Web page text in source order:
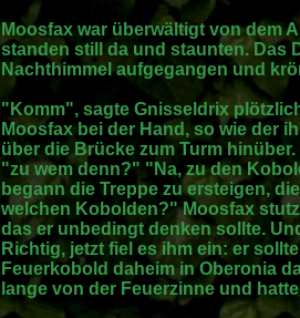
Moosfax war überwältigt von dem
standen still da und staunten. Das
Nachthimmel aufgegangen und
"Komm", sagte Gnisseldrix
Moosfax bei der Hand, so wie der
über die Brücke zum Turm
"zu wem denn?" "Na, zu den
begann die Treppe zu ersteigen,
welchen Kobolden?" Moosfax
das er unbedingt denken sollte.
Richtig, jetzt fiel es ihm ein: er
Feuerkobold daheim in Oberonia
lange von der Feuerzinne und